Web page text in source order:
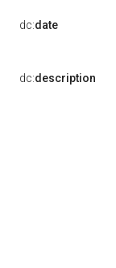
dc:date
dc:description